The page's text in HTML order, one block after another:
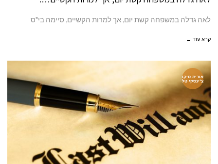
לאה גדלה במשפחה קשת יום, אך למרות הקשיים, סיימה בי"ס
קרא עוד ←
אורית טיקו
צ'ינסקי טל